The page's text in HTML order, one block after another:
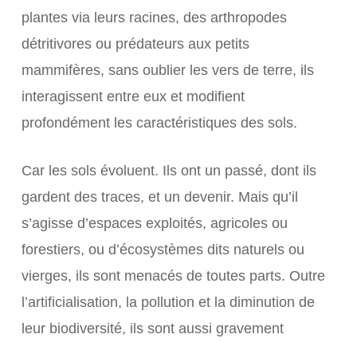
plantes via leurs racines, des arthropodes
détritivores ou prédateurs aux petits
mammifères, sans oublier les vers de terre, ils
interagissent entre eux et modifient
profondément les caractéristiques des sols.
Car les sols évoluent. Ils ont un passé, dont ils
gardent des traces, et un devenir. Mais qu’il
s’agisse d’espaces exploités, agricoles ou
forestiers, ou d’écosystèmes dits naturels ou
vierges, ils sont menacés de toutes parts. Outre
l’artificialisation, la pollution et la diminution de
leur biodiversité, ils sont aussi gravement